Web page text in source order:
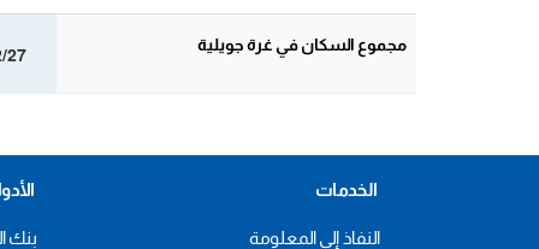
مجموع السكان في غرة جويلية 27
الخدمات
النفاذ إلى المعلومة بنك